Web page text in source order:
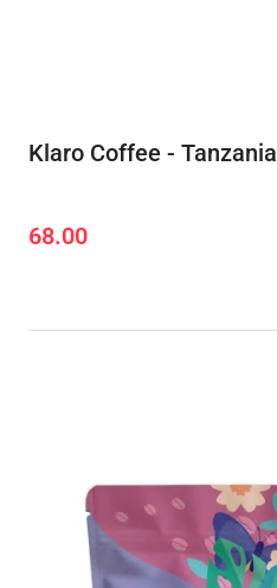
Klaro Coffee -
Cena:
68.00